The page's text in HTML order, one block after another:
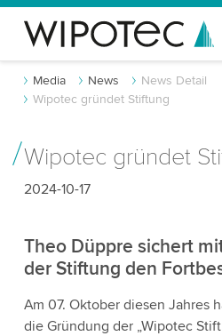
Media News
News Detail
Wipotec gründet Stiftung
Wipotec gründet
2024-10-17
Theo Düppre sichert
der Stiftung den
Am 07. Oktober diesen Jahres
die Gründung der „Wipotec